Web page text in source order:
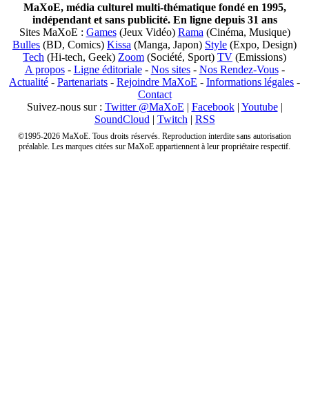
MaXoE, média culturel multi-thématique fondé en 1995,
indépendant et sans publicité. En ligne depuis 31 ans
Sites MaXoE : Games(Jeux Vidéo) Rama (Cinéma, Musique)
Bulles (BD, Comics) Kissa (Manga, Japon) Style (Expo, Design)
Tech (Hi-tech, Geek) Zoom (Société, Sport) TV (Emissions)
A propos- Ligne éditoriale- Nos sites- Nos Rendez-Vous-
Actualité - Partenariats - Rejoindre MaXoE - Informations légales -
Contact
Suivez-nous sur : Twitter @MaXoE | Facebook| Youtube|
SoundCloud | Twitch | RSS
©1995-2026 MaXoE. Tous droits réservés. Reproduction interdite sans autorisation
préalable. Les marques citées sur MaXoE appartiennent à leur propriétaire respectif.